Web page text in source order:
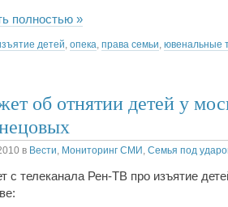
полностью »
детей, опека, права семьи, ювенальные
об отнятии детей у
в Вести, Мониторинг СМИ , Семья под
с телеканала Рен-ТВ про изъятие